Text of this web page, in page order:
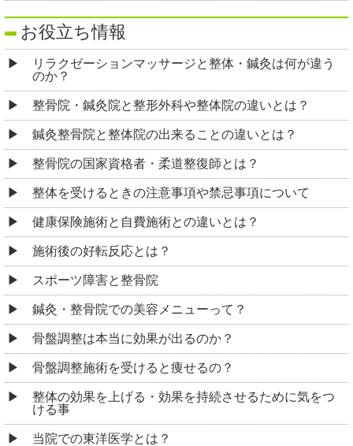
お役立ち情報
リラクゼーションマッサージと整体・鍼灸は何が違う
のか？
整骨院・鍼灸院と整形外科や整体院の違いとは？
鍼灸整骨院と整体院の出来ることの違いとは？
整骨院の国家資格者・柔道整復師とは？
整体を受けるときの注意事項や禁忌事項について
健康保険施術と自費施術との違いとは？
施術後の好転反応とは？
スポーツ障害と整骨院
鍼灸・整骨院での美容メニューって？
骨盤調整は本当に効果が出るのか？
骨盤調整施術を受けると痩せるの？
整体の効果を上げる・効果を持続させるために気をつ
ける事
当院での東洋医学とは？